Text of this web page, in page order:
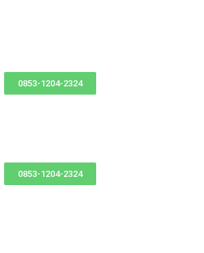
0853-1204-2324
0853-1204-2324